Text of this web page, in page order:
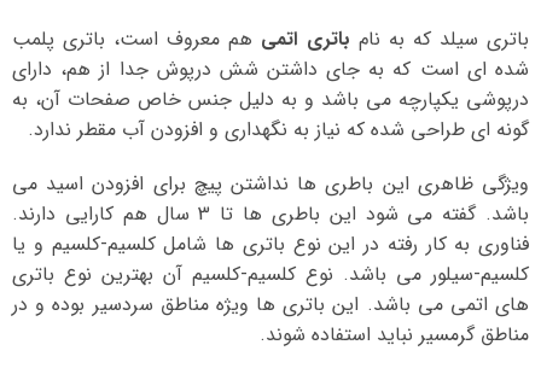
باتری سیلد که به نام باتری اتمی هم معروف است، باتری پلمب
شده ای است که به جای داشتن شش درپوش جدا از هم، دارای
درپوشی یکپارچه می باشد و به دلیل جنس خاص صفحات آن، به
گونه ای طراحی شده که نیاز به نگهداری و افزودن آب مقطر ندارد.
ویژگی ظاهری این باطری ها نداشتن پیچ برای افزودن اسید می
باشد. گفته می شود این باطری ها تا 3 سال هم کارایی دارند.
فناوری به کار رفته در این نوع باتری ها شامل کلسیم-کلسیم و یا
کلسیم-سیلور می باشد. نوع کلسیم-کلسیم آن بهترین نوع باتری
های اتمی می باشد. این باتری ها ویژه مناطق سردسیر بوده و در
مناطق گرمسیر نباید استفاده شوند.